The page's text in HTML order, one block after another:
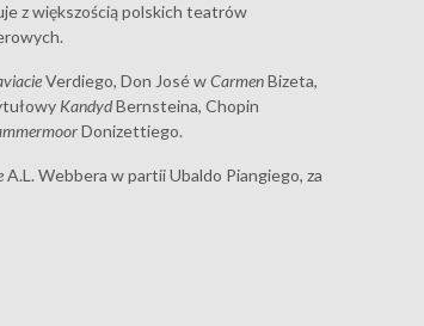
z większością polskich teatrów
Verdiego, Don José wCarmenBizeta,
KandydBernsteina, Chopin
Donizettiego.
A.L. Webbera w partii Ubaldo Piangiego, za